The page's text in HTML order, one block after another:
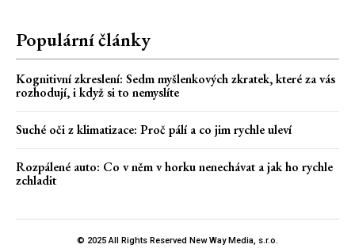
Populární články
Kognitivní zkreslení: Sedm myšlenkových zkratek, které za vás
rozhodují, i když si to nemyslíte
Suché oči z klimatizace: Proč pálí a co jim rychle uleví
Rozpálené auto: Co v něm v horku nenechávat a jak ho rychle
zchladit
© 2025 All Rights Reserved New Way Media, s.r.o.